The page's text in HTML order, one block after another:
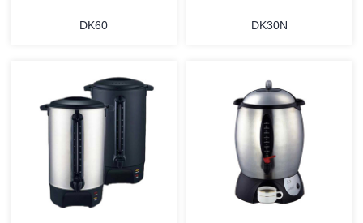
详情
DK60
详情
DK30N